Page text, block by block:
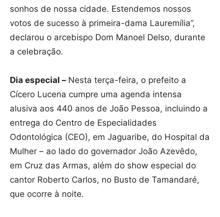
sonhos de nossa cidade. Estendemos nossos
votos de sucesso à primeira-dama Lauremília”,
declarou o arcebispo Dom Manoel Delso, durante
a celebração.
Dia especial – Nesta terça-feira, o prefeito a
Cícero Lucena cumpre uma agenda intensa
alusiva aos 440 anos de João Pessoa, incluindo a
entrega do Centro de Especialidades
Odontológica (CEO), em Jaguaribe, do Hospital da
Mulher – ao lado do governador João Azevêdo,
em Cruz das Armas, além do show especial do
cantor Roberto Carlos, no Busto de Tamandaré,
que ocorre à noite.